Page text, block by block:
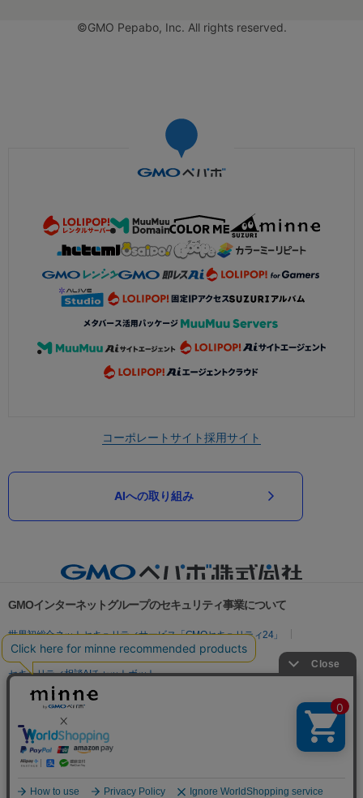
©GMO Pepabo, Inc. All rights reserved.
コーポレートサイト採用サイト
AIへの取り組み
GMOインターネットグループのセキュリティ事業について
世界初総合ネットセキュリティサービス「GMOセキュリティ24」
パスワード漏洩診断
Webサイトリスク診断
セキュリティ相談AIチャットボット
実在証明・盗聴対策
サイバー攻撃対策（GMO Flatt Security）
セキュリティ事業の軌跡